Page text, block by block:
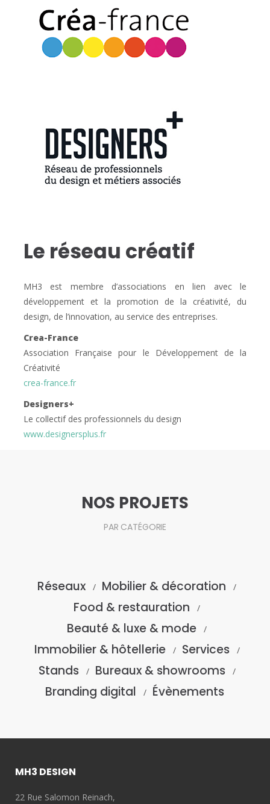
Le réseau créatif
MH3 est membre d’associations en lien avec le
développement et la promotion de la créativité, du
design, de l’innovation, au service des entreprises.
Crea-France
Association Française pour le Développement de la
Créativité
crea-france.fr
Designers+
Le collectif des professionnels du design
www.designersplus.fr
NOS PROJETS
PAR CATÉGORIE
Réseaux / Mobilier & décoration /
Food & restauration /
Beauté & luxe & mode /
Immobilier & hôtellerie / Services /
Stands / Bureaux & showrooms /
Branding digital / Évènements
MH3 DESIGN
22 Rue Salomon Reinach,